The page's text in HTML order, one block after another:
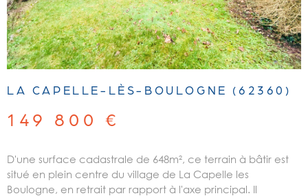
LA CAPELLE-LÈS-BOULOGNE (62360)
149 800 €
D'une surface cadastrale de 648m², ce terrain à bâtir est
situé en plein centre du village de La Capelle les
Boulogne, en retrait par rapport à l'axe principal. Il